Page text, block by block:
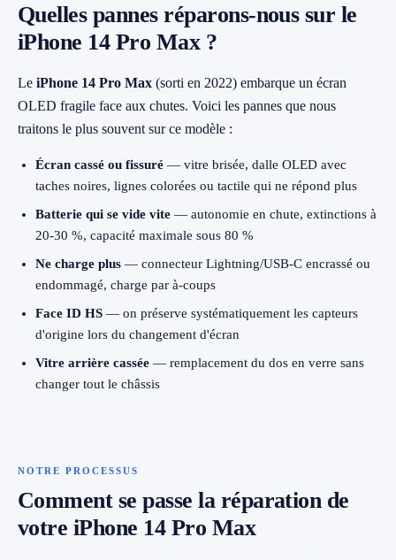
Quelles pannes réparons-nous sur le
iPhone 14 Pro Max ?
Le iPhone 14 Pro Max (sorti en 2022) embarque un écran
OLED fragile face aux chutes. Voici les pannes que nous
traitons le plus souvent sur ce modèle :
Écran cassé ou fissuré — vitre brisée, dalle OLED avec
taches noires, lignes colorées ou tactile qui ne répond plus
Batterie qui se vide vite — autonomie en chute, extinctions à
20-30 %, capacité maximale sous 80 %
Ne charge plus — connecteur Lightning/USB-C encrassé ou
endommagé, charge par à-coups
Face ID HS — on préserve systématiquement les capteurs
d'origine lors du changement d'écran
Vitre arrière cassée — remplacement du dos en verre sans
changer tout le châssis
NOTRE PROCESSUS
Comment se passe la réparation de
votre iPhone 14 Pro Max